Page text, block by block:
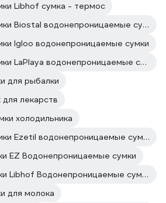
Libhof сумка - термос
Сумки - холодильники Biostal водонепроницаемые сумки
Igloo водонепроницаемые сумки
Сумки - холодильники LaPlaya водонепроницаемые сумки
для рыбалки
лекарств
холодильника
Сумки - холодильники Ezetil водонепроницаемые сумки
EZ Водонепроницаемые сумки
Сумки-холодильники Libhof Водонепроницаемые сумки
для молока